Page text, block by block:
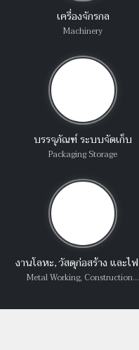
เครื่องจักรกล
Machinery
บรรจุภัณฑ์ ระบบจัดเก็บ
Packaging Storage
งานโลหะ, วัสดุก่อสร้าง และไ
Metal Working, Construction...